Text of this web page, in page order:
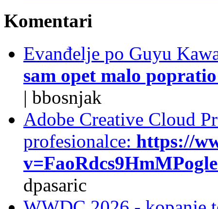
Komentari
Evanđelje po Guyu
sam opet malo
| bbosnjak
Adobe Creative Cloud
profesionalce: https://
dpasaric